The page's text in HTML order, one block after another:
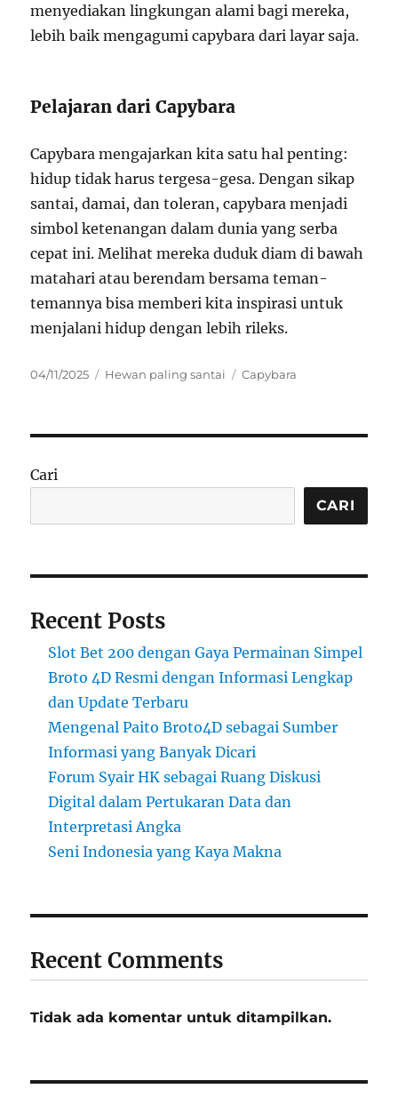
menyediakan lingkungan alami bagi mereka,
lebih baik mengagumi capybara dari layar saja.
Pelajaran dari Capybara
Capybara mengajarkan kita satu hal penting:
hidup tidak harus tergesa-gesa. Dengan sikap
santai, damai, dan toleran, capybara menjadi
simbol ketenangan dalam dunia yang serba
cepat ini. Melihat mereka duduk diam di bawah
matahari atau berendam bersama teman-
temannya bisa memberi kita inspirasi untuk
menjalani hidup dengan lebih rileks.
Posted
04/11/2025 Categories
Hewan paling santai Tags
Capybara
Cari
CARI
Recent Posts
Slot Bet 200 dengan Gaya Permainan Simpel
Broto 4D Resmi dengan Informasi Lengkap
dan Update Terbaru
Mengenal Paito Broto4D sebagai Sumber
Informasi yang Banyak Dicari
Forum Syair HK sebagai Ruang Diskusi
Digital dalam Pertukaran Data dan
Interpretasi Angka
Seni Indonesia yang Kaya Makna
Recent Comments
Tidak ada komentar untuk ditampilkan.